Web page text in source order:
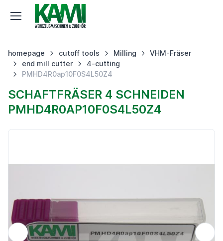
homepage cutoff tools Milling
VHM-Fräser
end mill cutter
4-cutting
PMHD4R0ap10F0S4L50Z4
SCHAFTFRÄSER 4 SCHNEIDEN
PMHD4R0AP10F0S4L50Z4